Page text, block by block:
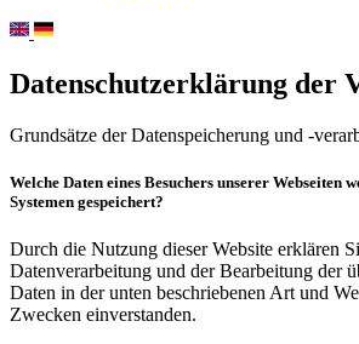
Datenschutzerklärung der
Grundsätze der Datenspeicherung und -
Welche Daten eines Besuchers unserer Webseiten
Systemen gespeichert?
Durch die Nutzung dieser Website erklären
Datenverarbeitung und der Bearbeitung der
Daten in der unten beschriebenen Art und
Zwecken einverstanden.